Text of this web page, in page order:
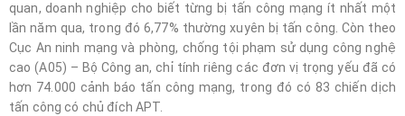
quan, doanh nghiệp cho biết từng bị tấn công mạng ít nhất một
lần năm qua, trong đó 6,77% thường xuyên bị tấn công. Còn theo
Cục An ninh mạng và phòng, chống tội phạm sử dụng công nghệ
cao (A05) – Bộ Công an, chỉ tính riêng các đơn vị trọng yếu đã có
hơn 74.000 cảnh báo tấn công mạng, trong đó có 83 chiến dịch
tấn công có chủ đích APT.